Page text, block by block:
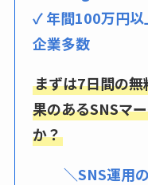
✓ 年間100万円以
企業多数
まずは7日間の
果のあるSNSマ
か？
＼SNS運用